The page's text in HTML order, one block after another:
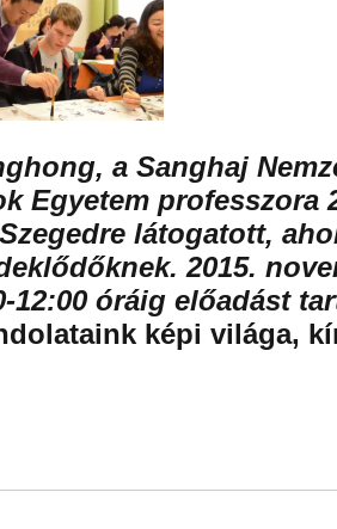
a Sanghaj
Egyetem professzora
látogatott,
2015.
12:00 óráig előadást
képi világa,